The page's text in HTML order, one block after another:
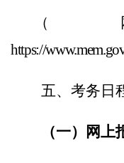
（
https://
五、考务日
（一）网上